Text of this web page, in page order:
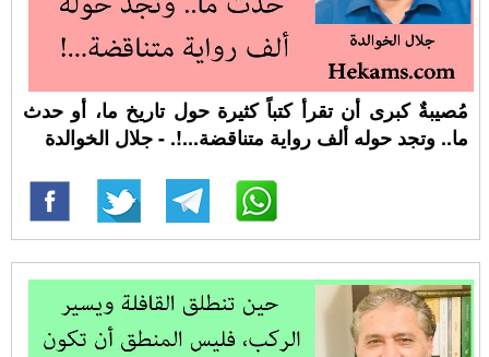
مُصيبةٌ كبرى أن تقرأ كتباً كثيرة حول تاريخ ما، أو حدث
ما.. وتجد حوله ألف رواية متناقضة...!. - جلال الخوالدة